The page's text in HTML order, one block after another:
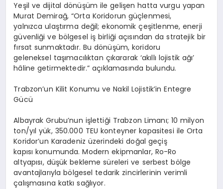
Yeşil ve dijital dönüşüm ile gelişen hatta vurgu yapan
Murat Demirağ, “Orta Koridorun güçlenmesi,
yalnızca ulaştırma değil; ekonomik çeşitlenme, enerji
güvenliği ve bölgesel iş birliği açısından da stratejik bir
fırsat sunmaktadır. Bu dönüşüm, koridoru
geleneksel taşımacılıktan çıkararak ‘akıllı lojistik ağı’
hâline getirmektedir.” açıklamasında bulundu.
Trabzon’un Kilit Konumu ve Nakil Lojistik’in Entegre
Gücü
Albayrak Grubu’nun işlettiği Trabzon Limanı; 10 milyon
ton/yıl yük, 350.000 TEU konteyner kapasitesi ile Orta
Koridor’un Karadeniz üzerindeki doğal geçiş
kapısı konumunda. Modern ekipmanlar, Ro-Ro
altyapısı, düşük bekleme süreleri ve serbest bölge
avantajlarıyla bölgesel tedarik zincirlerinin verimli
çalışmasına katkı sağlıyor.